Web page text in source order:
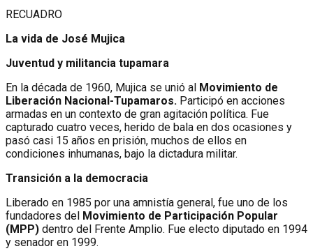
RECUADRO
La vida de José Mujica
Juventud y militancia tupamara
En la década de 1960, Mujica se unió al Movimiento de
Liberación Nacional-Tupamaros. Participó en acciones
armadas en un contexto de gran agitación política. Fue
capturado cuatro veces, herido de bala en dos ocasiones y
pasó casi 15 años en prisión, muchos de ellos en
condiciones inhumanas, bajo la dictadura militar.
Transición a la democracia
Liberado en 1985 por una amnistía general, fue uno de los
fundadores del Movimiento de Participación Popular
(MPP) dentro del Frente Amplio. Fue electo diputado en 1994
y senador en 1999.